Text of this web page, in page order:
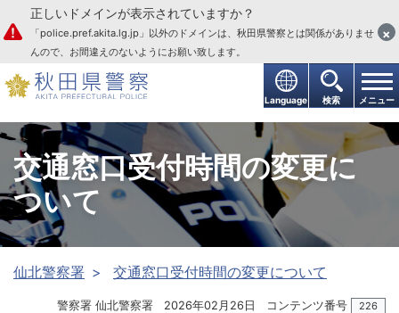
本文へ
Language 検索 メニュー
正しいドメインが表示されていますか？
「police.pref.akita.lg.jp」以外のドメインは、秋田県警察とは関係がありませ
んので、お間違えのないようにお願い致します。
×
交通窓口受付時間の変更に
ついて
仙北警察署 交通窓口受付時間の変更について
警察署 仙北警察署 2026年02月26日 コンテンツ番号 226